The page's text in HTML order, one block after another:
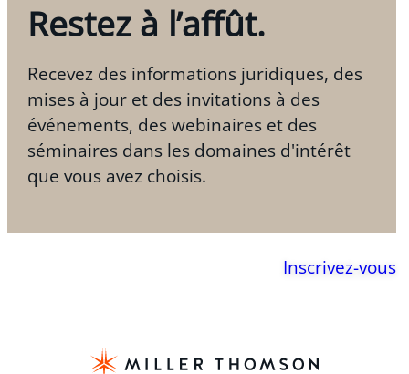
Restez à l’affût.
Recevez des informations juridiques, des
mises à jour et des invitations à des
événements, des webinaires et des
séminaires dans les domaines d'intérêt
que vous avez choisis.
Inscrivez-vous